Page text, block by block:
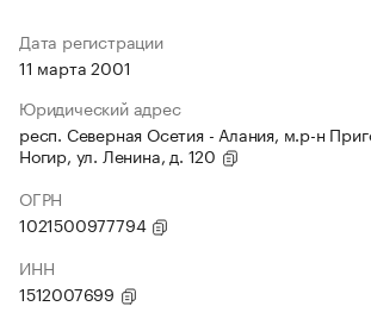
Дата регистрации
11 марта 2001
Юридический адрес
респ. Северная Осетия - Алания, м.р-н
Ногир, ул. Ленина, д. 120
ОГРН
1021500977794
ИНН
1512007699